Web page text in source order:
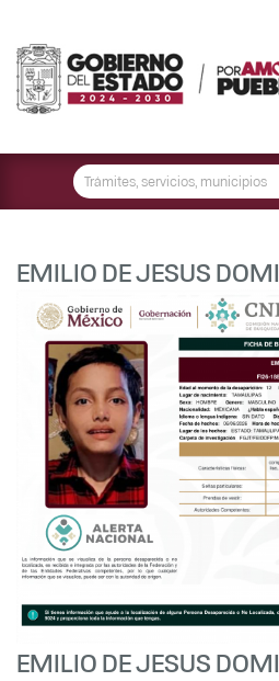
EMILIO DE JESUS
EMILIO DE JESUS